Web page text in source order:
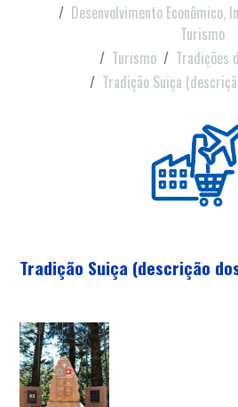
Desenvolvimento Econômico,
Turismo
Turismo
Tradições
Tradição Suiça
Tradição Suiça (descrição